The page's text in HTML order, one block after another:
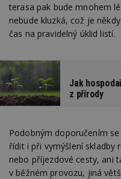
terasa pak bude mnohem
nebude kluzká, což je
čas na pravidelný úklid listí.
Jak
z přírody
Podobným doporučením
řídit i při vymýšlení skladby
nebo příjezdové cesty, ani
v běžném provozu, jiná